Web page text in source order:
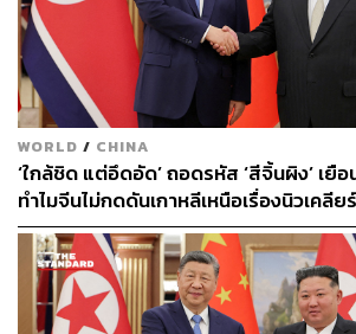
ใครบ้างที่ถูกเกาหลีเหนือจับกุมและถูกปล่
1.แมททิว ทอดด์ มิลเลอร์ (Matthew
เป็นเวลา 6 ปีในเดือนกันยายน ปี 2014 และ
แรงงาน สื่อทางการของเกาหลีเหนือประ
พฤติกรรมเป็นปรปักษ์ต่อรัฐ แต่ถูกปล่อยตัว
พฤศจิกายน ปี 2016
2. เคนเนธ เบ (Kenneth Bae) ถูกจับกุมใ
พฤศจิกายน ปี 2012 โดยมีการตั้งข้อหาว่
เที่ยวบังหน้าเพื่อตั้งกลุ่มล้มล้างรัฐบาล โ
ปล่อยตัวพร้อมกับแมททิว ทอดด์ มิลเลอร์
ปี 2016
WORLD / CHINA
‘ใกล้ชิด แต่อึดอัด’ ถอดรหัส ‘สีจิ้นผิง’ เยื
ทำไมจีนไม่กดดันเกาหลีเหนือเรื่องนิวเคลีย